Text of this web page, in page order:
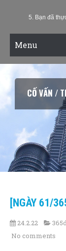
5. Bạn đã
Menu
CỐ VẤN /
[NGÀY 61/
24.2.22
No comments